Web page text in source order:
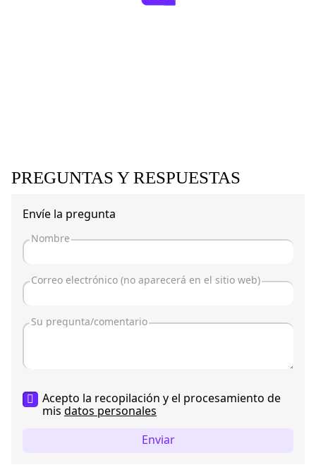
PREGUNTAS Y RESPUESTAS
Envíe la pregunta
Acepto la recopilación y el procesamiento de
misdatos personales
Enviar